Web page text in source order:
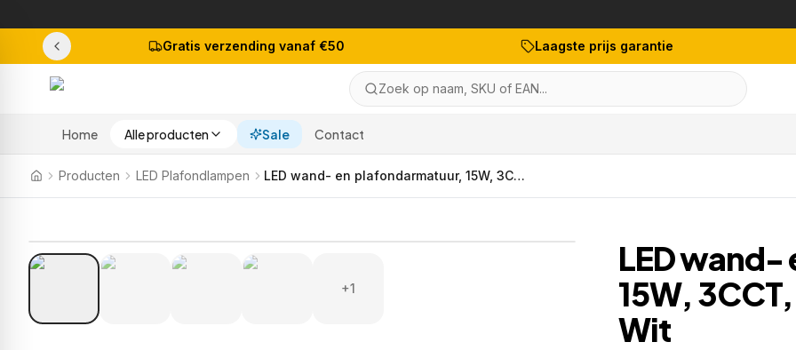
Gratis verzending vanaf €50 Laagste prijs garantie
Zoek op naam, SKU of EAN...
Home Alle producten Sale Contact
Producten LED Plafondlampen LED wand- en plafondarmatuur, 15W, 3CCT, 1250lm, IP54, 244 mm, Wit
+1
LED
15W,
Wit